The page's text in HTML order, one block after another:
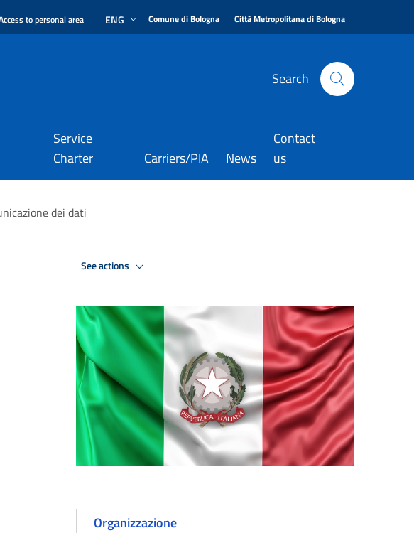
to personal area ENG Comune di Bologna Città Metropolitana di Bologna
Search
Service
Charter
Carriers/PIA News
Contact
us
dei dati
See actions
Organizzazione